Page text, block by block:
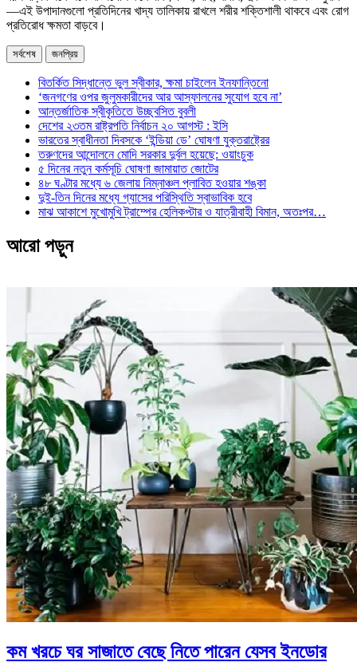
—এই উপাদানগুলো প্রতিদিনের খাদ্য তালিকায় রাখলে শরীর শক্তিশালী থাকবে এবং রোগ
প্রতিরোধ ক্ষমতা বাড়বে।
সর্বশেষ জনপ্রিয়
বিতর্কিত সিদ্ধান্তে ভুল স্বীকার, ক্ষমা চাইলেন ইনফান্তিনো
‘জনগণের ওপর জুলুমকারীদের আর আস্ফালনের সুযোগ হবে না’
আন্তর্জাতিক স্বীকৃতিতে উচ্ছ্বসিত বুবলী
দেশের ২৩তম রাষ্ট্রপতি নির্বাচন ২০ আগস্ট : ইসি
ভারতের স্বাধীনতা দিবসকে ‘ইন্ডিয়া ডে’ ঘোষণা যুক্তরাষ্ট্রের
তরুণদের আন্দোলনে মোদি সরকার দুর্বল হয়েছে: ওয়াংচুক
৫ দিনের নতুন কর্মসূচি ঘোষণা জামায়াত জোটের
৪৮ ঘণ্টার মধ্যে ৬ জেলায় নিম্নাঞ্চল প্লাবিত হওয়ার শঙ্কা
দুই-তিন দিনের মধ্যে গ্যাসের পরিস্থিতি স্বাভাবিক হবে
মাঝ আকাশে মুখোমুখি ট্রাম্পের হেলিকপ্টার ও যাত্রীবাহী বিমান, অতঃপর…
আরো পড়ুন
কম খরচে ঘর সাজাতে বেছে নিতে পারেন যেসব ইনডোর